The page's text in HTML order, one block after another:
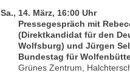
Sa., 14. März, 16:00 Uhr
Pressegespräch mit
(Direktkandidat für den
Wolfsburg) und Jürgen
Bundestag für
Grünes Zentrum,